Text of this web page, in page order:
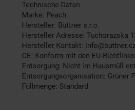
Technische Daten
Marke: Peach
Hersteller: Büttner s.r.o.
Hersteller Adresse: Tuchorazska
Hersteller Kontakt:
CE: Konform mit den EU-
Entsorgung: Nicht im Hausmüll
Entsorgungsorganisation: Grüner
Füllmenge: Standard